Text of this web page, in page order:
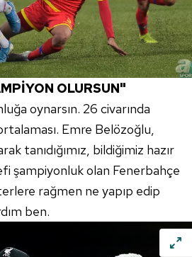
OLURSUN"
oynarsın. 26 civarında
Emre Belözoğlu,
tanıdığımız, bildiğimiz hazır
şampiyonluk olan Fenerbahçe
rağmen ne yapıp edip
ben.